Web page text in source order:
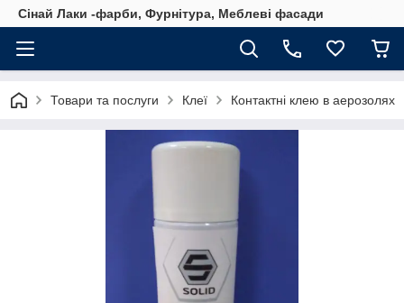
Сінай Лаки -фарби, Фурнітура, Меблеві фасади
Товари та послуги Клеї Контактні клею в аерозолях